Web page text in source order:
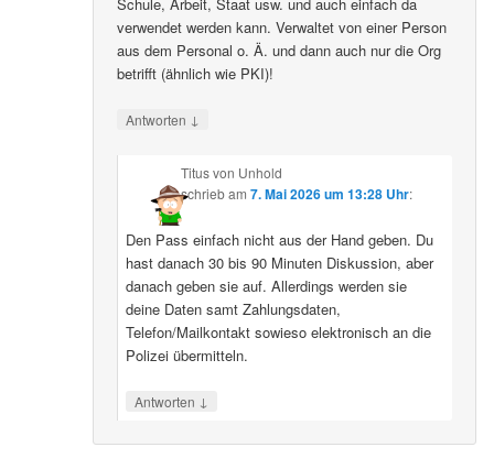
verwendet werden kann. Verwaltet von einer Person
aus dem Personal o. Ä. und dann auch nur die Org
betrifft (ähnlich wie PKI)!
Antworten ↓
Titus von Unhold
schriebam 7. Mai 2026 um 13:28 Uhr:
Den Pass einfach nicht aus der Hand geben. Du
hast danach 30 bis 90 Minuten Diskussion, aber
danach geben sie auf. Allerdings werden sie
deine Daten samt Zahlungsdaten,
Telefon/Mailkontakt sowieso elektronisch an die
Polizei übermitteln.
Antworten ↓